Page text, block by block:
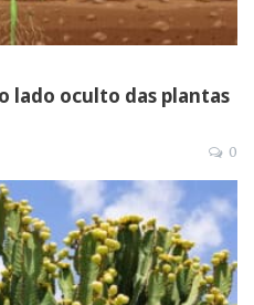
lado oculto das plantas
0